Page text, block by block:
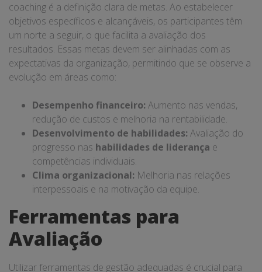
coaching é a definição clara de metas. Ao estabelecer
objetivos específicos e alcançáveis, os participantes têm
um norte a seguir, o que facilita a avaliação dos
resultados. Essas metas devem ser alinhadas com as
expectativas da organização, permitindo que se observe a
evolução em áreas como:
Desempenho financeiro: Aumento nas vendas,
redução de custos e melhoria na rentabilidade.
Desenvolvimento de habilidades: Avaliação do
progresso nas habilidades de liderança e
competências individuais.
Clima organizacional: Melhoria nas relações
interpessoais e na motivação da equipe.
Ferramentas para
Avaliação
Utilizar ferramentas de gestão adequadas é crucial para